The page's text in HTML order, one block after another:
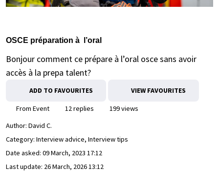
OSCE préparation à l’oral
Bonjour comment ce prépare à l’oral osce sans avoir
accès à la prepa talent?
ADD TO FAVOURITES VIEW FAVOURITES
From Event 12 replies
199 views
Author: David C.
Category: Interview advice, Interview tips
Date asked: 09 March, 2023 17:12
Last update: 26 March, 2026 13:12